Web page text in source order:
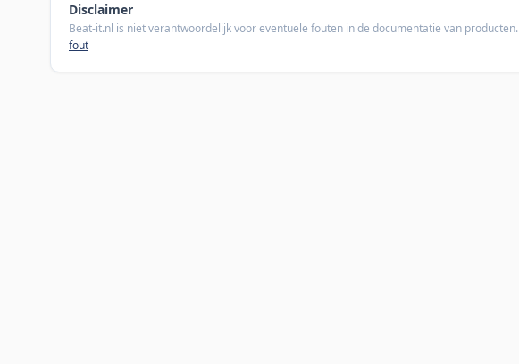
Disclaimer
Beat-it.nl is niet verantwoordelijk voor eventuele fouten in de documentatie van producten.
fout